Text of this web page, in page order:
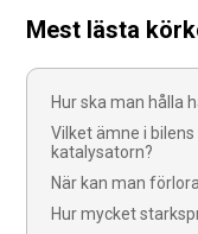
Mest lästa
Hur ska man hålla
Vilket ämne i
katalysatorn?
När kan man
Hur mycket